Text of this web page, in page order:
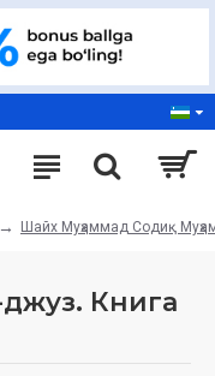
Шайх Муҳаммад Содиқ
Книга